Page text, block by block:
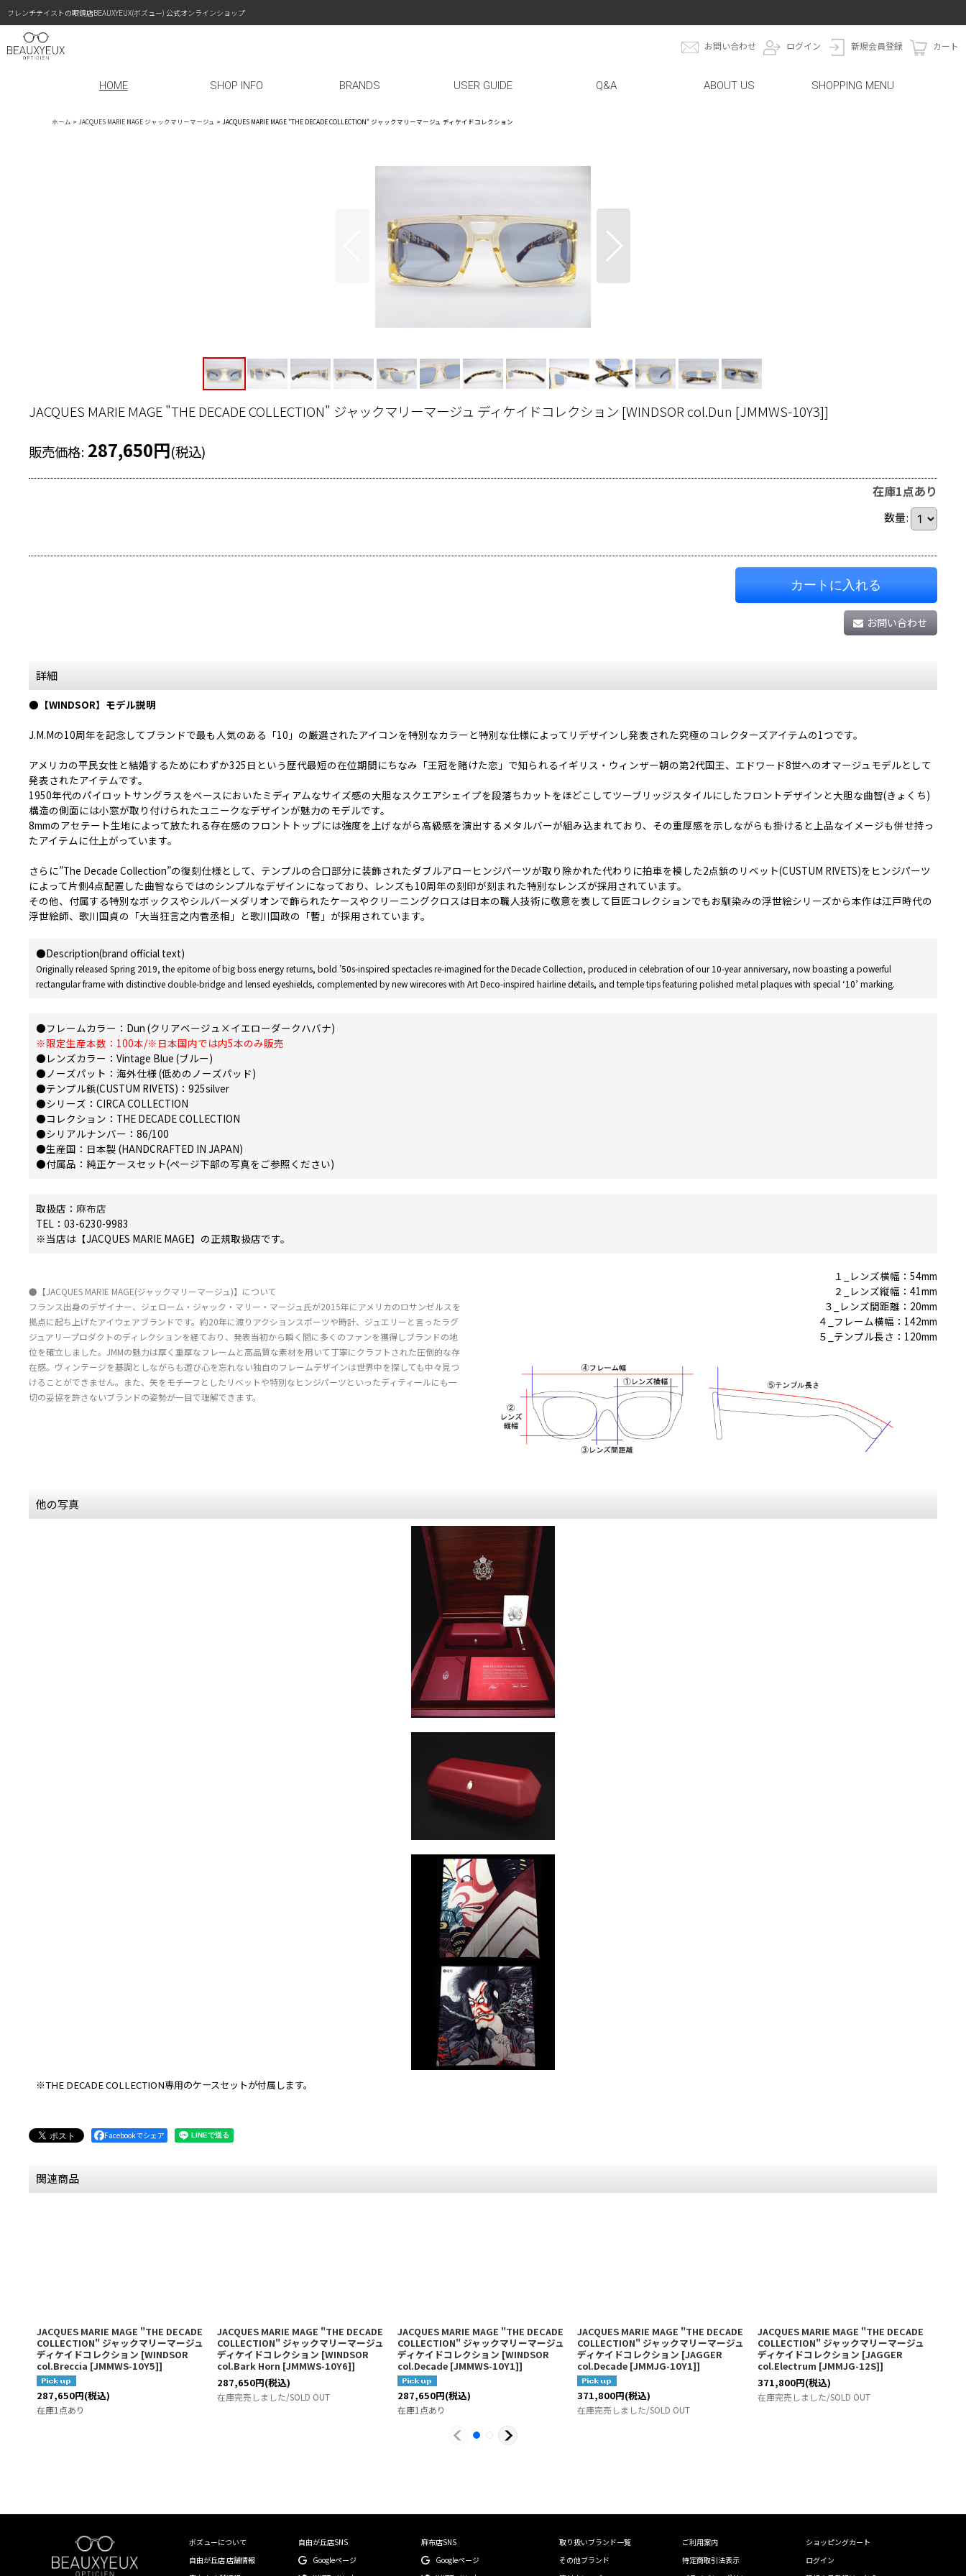
フレンチテイストの眼鏡店BEAUXYEUX(ボズュー) 公式オンラインショップ
お問い合わせ ログイン 新規会員登録 カート
HOME SHOP INFO BRANDS USER GUIDE Q&A ABOUT US SHOPPING MENU
ホーム > JACQUES MARIE MAGE ジャックマリーマージュ > JACQUES MARIE MAGE "THE DECADE COLLECTION" ジャックマリーマージュ ディケイドコレクション
JACQUES MARIE MAGE "THE DECADE COLLECTION" ジャックマリーマージュ ディケイドコレクション [WINDSOR col.Dun [JMMWS-10Y3]]
販売価格: 287,650円(税込)
在庫1点あり
数量:
カートに入れる
お問い合わせ
詳細
●【WINDSOR】モデル説明
J.M.Mの10周年を記念してブランドで最も人気のある「10」の厳選されたアイコンを特別なカラーと特別な仕様によってリデザインし発表された究極のコレクターズアイテムの1つです。
アメリカの平民女性と結婚するためにわずか325日という歴代最短の在位期間にちなみ「王冠を賭けた恋」で知られるイギリス・ウィンザー朝の第2代国王、エドワード8世へのオマージュモデルとして
発表されたアイテムです。
1950年代のパイロットサングラスをベースにおいたミディアムなサイズ感の大胆なスクエアシェイプを段落ちカットをほどこしてツーブリッジスタイルにしたフロントデザインと大胆な曲智(きょくち)
構造の側面には小窓が取り付けられたユニークなデザインが魅力のモデルです。
8mmのアセテート生地によって放たれる存在感のフロントトップには強度を上げながら高級感を演出するメタルバーが組み込まれており、その重厚感を示しながらも掛けると上品なイメージも併せ持っ
たアイテムに仕上がっています。
さらに”The Decade Collection”の復刻仕様として、テンプルの合口部分に装飾されたダブルアローヒンジパーツが取り除かれた代わりに拍車を模した2点鋲のリベット(CUSTUM RIVETS)をヒンジパーツ
によって片側4点配置した曲智ならではのシンプルなデザインになっており、レンズも10周年の刻印が刻まれた特別なレンズが採用されています。
その他、付属する特別なボックスやシルバーメダリオンで飾られたケースやクリーニングクロスは日本の職人技術に敬意を表して巨匠コレクションでもお馴染みの浮世絵シリーズから本作は江戸時代の
浮世絵師、歌川国貞の「大当狂言之内菅丞相」と歌川国政の「暫」が採用されています。
●Description(brand official text)
Originally released Spring 2019, the epitome of big boss energy returns, bold ’50s-inspired spectacles re-imagined for the Decade Collection, produced in celebration of our 10-year anniversary, now boasting a powerful
rectangular frame with distinctive double-bridge and lensed eyeshields, complemented by new wirecores with Art Deco-inspired hairline details, and temple tips featuring polished metal plaques with special ‘10’ marking.
●フレームカラー：Dun (クリアベージュ×イエローダークハバナ)
※限定生産本数：100本/※日本国内では内5本のみ販売
●レンズカラー：Vintage Blue (ブルー)
●ノーズパット：海外仕様 (低めのノーズパッド)
●テンプル鋲(CUSTUM RIVETS)：925silver
●シリーズ：CIRCA COLLECTION
●コレクション：THE DECADE COLLECTION
●シリアルナンバー：86/100
●生産国：日本製 (HANDCRAFTED IN JAPAN)
●付属品：純正ケースセット(ページ下部の写真をご参照ください)
取扱店： 麻布店
TEL：03-6230-9983
※当店は【JACQUES MARIE MAGE】の正規取扱店です。
１_レンズ横幅：54mm
２_レンズ縦幅：41mm
３_レンズ間距離：20mm
４_フレーム横幅：142mm
５_テンプル長さ：120mm
●【JACQUES MARIE MAGE(ジャックマリーマージュ)】について
フランス出身のデザイナー、ジェローム・ジャック・マリー・マージュ氏が2015年にアメリカのロサンゼルスを
拠点に起ち上げたアイウェアブランドです。約20年に渡りアクションスポーツや時計、ジュエリーと言ったラグ
ジュアリープロダクトのディレクションを経ており、発表当初から瞬く間に多くのファンを獲得しブランドの地
位を確立しました。JMMの魅力は厚く重厚なフレームと高品質な素材を用いて丁寧にクラフトされた圧倒的な存
在感。ヴィンテージを基調としながらも遊び心を忘れない独自のフレームデザインは世界中を探しても中々見つ
けることができません。また、矢をモチーフとしたリベットや特別なヒンジパーツといったディティールにも一
切の妥協を許さないブランドの姿勢が一目で理解できます。
他の写真
※THE DECADE COLLECTION専用のケースセットが付属します。
Facebookでシェア
関連商品
JACQUES MARIE MAGE "THE DECADE
COLLECTION" ジャックマリーマージュ
ディケイドコレクション [WINDSOR
col.Breccia [JMMWS-10Y5]]
287,650円(税込)
在庫1点あり
JACQUES MARIE MAGE "THE DECADE
COLLECTION" ジャックマリーマージュ
ディケイドコレクション [WINDSOR
col.Bark Horn [JMMWS-10Y6]]
287,650円(税込)
在庫完売しました/SOLD OUT
JACQUES MARIE MAGE "THE DECADE
COLLECTION" ジャックマリーマージュ
ディケイドコレクション [WINDSOR
col.Decade [JMMWS-10Y1]]
287,650円(税込)
在庫1点あり
JACQUES MARIE MAGE "THE DECADE
COLLECTION" ジャックマリーマージュ
ディケイドコレクション [JAGGER
col.Decade [JMMJG-10Y1]]
371,800円(税込)
在庫完売しました/SOLD OUT
JACQUES MARIE MAGE "THE DECADE
COLLECTION" ジャックマリーマージュ
ディケイドコレクション [JAGGER
col.Electrum [JMMJG-12S]]
371,800円(税込)
在庫完売しました/SOLD OUT
ボズューについて
自由が丘店 店舗情報
自由が丘店SNS
Googleページ
麻布店SNS
Googleページ
取り扱いブランド一覧
その他ブランド
ご利用案内
特定商取引法表示
ショッピングカート
ログイン